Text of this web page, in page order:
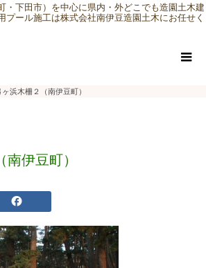
・下田市）を中心に県内・外どこでも造園土木建
プール施工は株式会社南伊豆造園土木にお任せく
ヶ浜木柵２（南伊豆町）
伊豆町）